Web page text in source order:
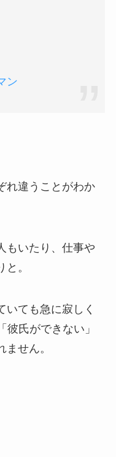
ン
れ違うことがわか
もいたり、仕事や
。
いても急に寂しく
氏ができない」
せん。